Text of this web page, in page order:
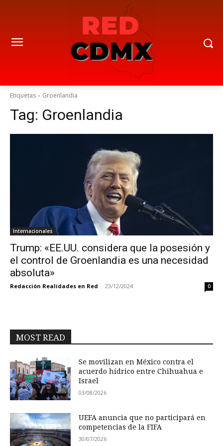
Etiquetas Groenlandia
Tag: Groenlandia
Internacionales
Trump: «EE.UU. considera que la posesión y
el control de Groenlandia es una necesidad
absoluta»
Redacción Realidades en Red - 23/12/2024 0
MOST READ
Se movilizan en México contra el
acuerdo hídrico entre Chihuahua e
Israel
03/08/2026
UEFA anuncia que no participará en
competencias de la FIFA
30/07/2026